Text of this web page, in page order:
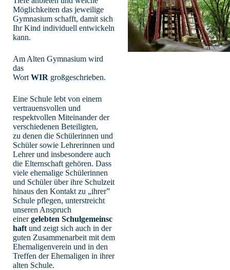
Möglichkeiten das jeweilige
Gymnasium schafft, damit sich
Ihr Kind individuell entwickeln
kann.
Am Alten Gymnasium wird
das
Wort WIR großgeschrieben.
Eine Schule lebt von einem
vertrauensvollen und
respektvollen Miteinander der
verschiedenen Beteiligten,
zu denen die Schülerinnen und
Schüler sowie Lehrerinnen und
Lehrer und insbesondere auch
die Elternschaft gehören. Dass
viele ehemalige Schülerinnen
und Schüler über ihre Schulzeit
hinaus den Kontakt zu „ihrer”
Schule pflegen, unterstreicht
unseren Anspruch
einergelebten Schulgemeinsc
haft und zeigt sich auch in der
guten Zusammenarbeit mit dem
Ehemaligenverein und in den
Treffen der Ehemaligen in ihrer
alten Schule.